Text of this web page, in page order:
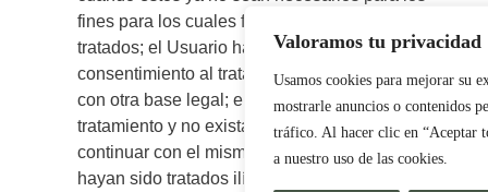
Valoramos tu privacidad
Usamos cookies para mejorar su
mostrarle anuncios o contenidos
tráfico. Al hacer clic en “Aceptar
a nuestro uso de las cookies.
fines para los cuales fueron recogidos o
tratados; el Usuario haya retirado su
consentimiento al tratamiento y este no cuente
con otra base legal; el Usuario se oponga al
tratamiento y no exista otro motivo legítimo para
continuar con el mismo; los datos personales
hayan sido tratados ilícitamente; los datos